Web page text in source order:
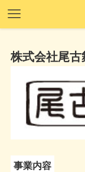
株式会社尾古
事業内容